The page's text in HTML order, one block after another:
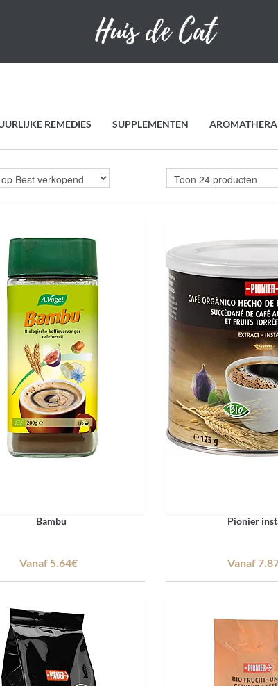
REMEDIES SUPPLEMENTEN
Bambu
Vanaf 5.64€
Pionier
Vanaf